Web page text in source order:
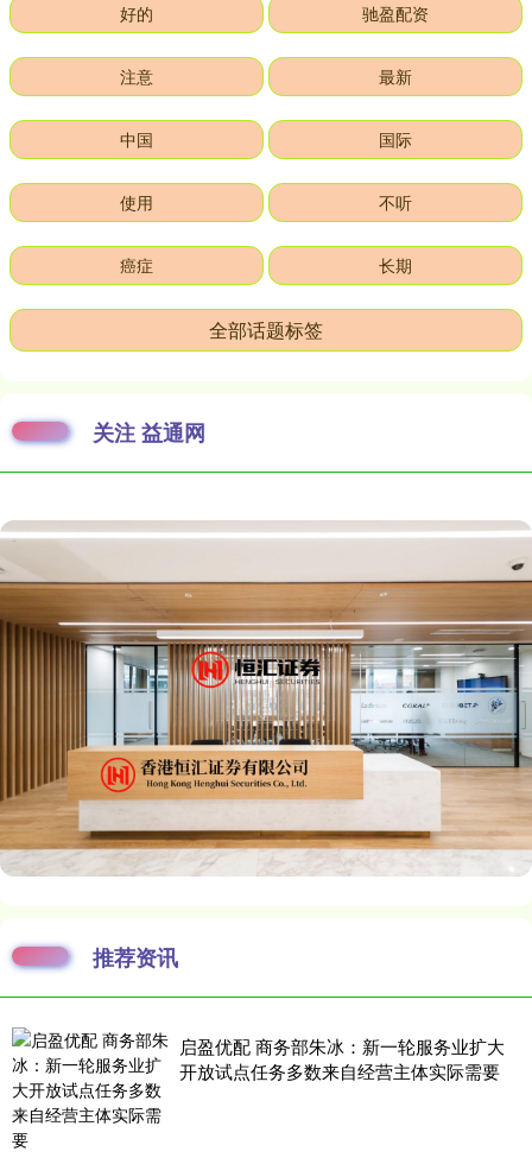
好的 驰盈配资
注意 最新
中国 国际
使用 不听
癌症 长期
全部话题标签
关注 益通网
推荐资讯
启盈优配 商务部朱冰：新一轮服务业扩大
开放试点任务多数来自经营主体实际需要